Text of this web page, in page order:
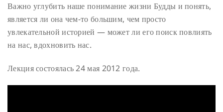
Важно углубить наше понимание жизни Будды и понять,
является ли она чем-то большим, чем просто
увлекательной историей — может ли его поиск повлиять
на нас, вдохновить нас.
Лекция состоялась 24 мая 2012 года.